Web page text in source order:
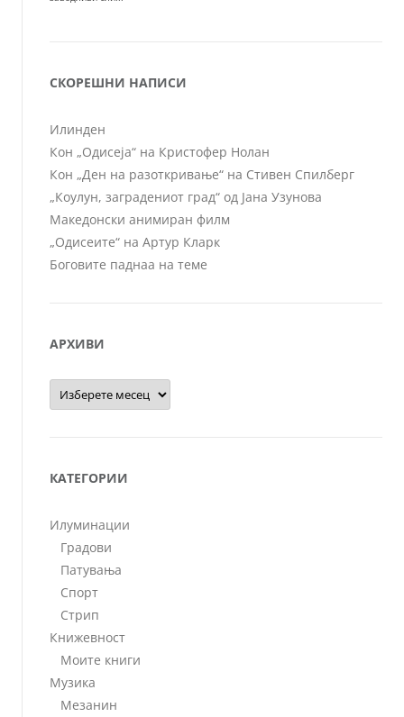
СКОРЕШНИ НАПИСИ
Илинден
Кон „Одисеја“ на Кристофер Нолан
Кон „Ден на разоткривање“ на Стивен Спилберг
„Коулун, заградениот град“ од Јана Узунова
Македонски анимиран филм
„Одисеите“ на Артур Кларк
Боговите паднаа на теме
АРХИВИ
Архиви
КАТЕГОРИИ
Илуминации
Градови
Патувања
Спорт
Стрип
Книжевност
Моите книги
Музика
Мезанин